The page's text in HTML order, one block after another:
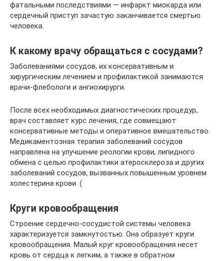
фатальными последствиями — инфаркт миокарда или
сердечный приступ зачастую заканчивается смертью
человека.
К какому врачу обращаться с сосудами?
Заболеваниями сосудов, их консервативным и
хирургическим лечением и профилактикой занимаются
врачи-флебологи и ангиохирурги.
После всех необходимых диагностических процедур,
врач составляет курс лечения, где совмещают
консервативные методы и оперативное вмешательство.
Медикаментозная терапия заболеваний сосудов
направлена на улучшение реологии крови, липидного
обмена с целью профилактики атеросклероза и других
заболеваний сосудов, вызванных повышенным уровнем
холестерина крови. (
Круги кровообращения
Строение сердечно-сосудистой системы человека
характеризуется замкнутостью. Она образует круги
кровообращения. Малый круг кровообращения несет
кровь от сердца к легким, а также в обратном